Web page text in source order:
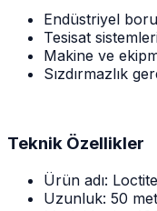
Endüstriyel
Tesisat
Makine ve
Sızdırmazlık
Teknik Özellikler
Ürün adı:
Uzunluk: 50